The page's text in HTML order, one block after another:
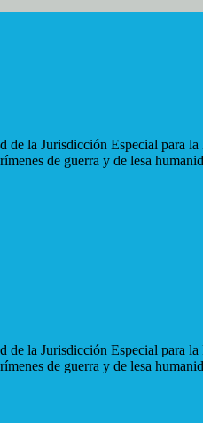
la Jurisdicción Especial para
de guerra y de lesa
la Jurisdicción Especial para
de guerra y de lesa